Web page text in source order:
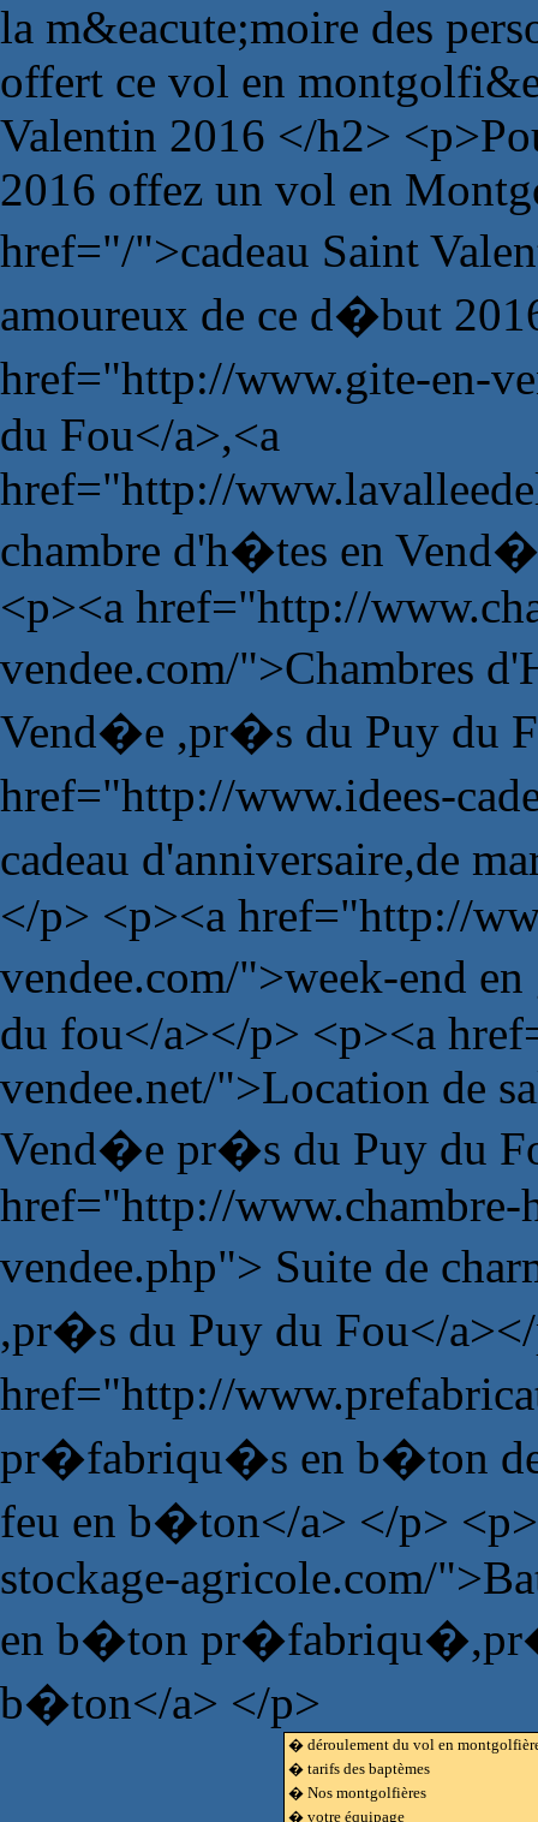
la m&eacute;moire des
offert ce vol en
Valentin 2016 </h2>
2016 offez un vol en
href="/">cadeau Saint
amoureux de ce d�but
href="http://www.gite-en-
du Fou</a>,<a
href="http://
chambre d'h�tes en
<p><a href="http://
vendee.com/">Chambres
Vend�e ,pr�s du Puy du
href="http://www.idees-
cadeau d'anniversaire,de
</p> <p><a href="http://
vendee.com/">week-end
du fou</a></p> <p><a
vendee.net/">Location de
Vend�e pr�s du Puy du
href="http://www.chambre-
vendee.php"> Suite de
,pr�s du Puy du Fou</
href="http://
pr�fabriqu�s en b�ton de
feu en b�ton</a> </p>
stockage-agricole.com/
en b�ton
b�ton</a> </p>
� déroulement du vol en
� tarifs des baptèmes
� Nos montgolfières
� votre équipage